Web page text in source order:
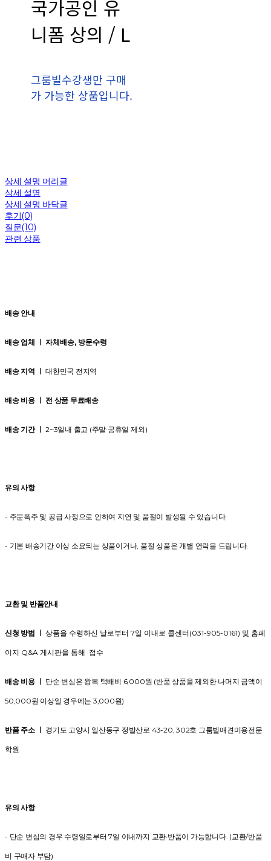
국가공인 유
니폼 상의 / L
그룸빌수강생만 구매
가 가능한 상품입니다.
상세 설명 머리글
상세 설명
상세 설명 바닥글
후기(0)
질문(10)
관련 상품
배송 안내
배송 업체 ㅣ자체배송, 방문수령
배송 지역 ㅣ대한민국 전지역
배송 비용 ㅣ 전 상품 무료배송
배송 기간 ㅣ2~3일내 출고 (주말·공휴일 제외)
유의 사항
- 주문폭주 및 공급 사정으로 인하여 지연 및 품절이 발생될 수 있습니다.
- 기본 배송기간 이상 소요되는 상품이거나, 품절 상품은 개별 연락을 드립니다.
교환 및 반품안내
신청 방법 ㅣ상품을 수령하신 날로부터 7일 이내로 콜센터(031-905-0161) 및 홈페
이지 Q&A 게시판을 통해 접수
배송 비용 ㅣ 단순 변심은 왕복 택배비 6,000원 (반품 상품을 제외한 나머지 금액이
50,000원 이상일 경우에는 3,000원)
반품 주소 ㅣ 경기도 고양시 일산동구 정발산로 43-20, 302호 그룸빌애견미용전문
학원
유의 사항
- 단순 변심의 경우 수령일로부터 7일 이내까지 교환∙반품이 가능합니다. (교환/반품
비 구매자 부담)